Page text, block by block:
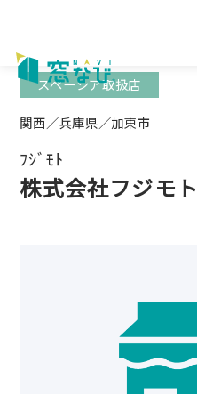
content
関西／兵庫県／加東市
ﾌｼﾞﾓﾄ
株式会社フジモト
スペーシア取扱店